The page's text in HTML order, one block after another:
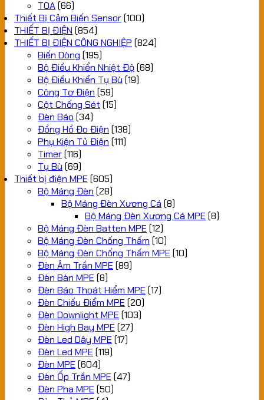
TOA(66)
Thiết Bị Cảm Biến Sensor(100)
THIẾT BỊ ĐIỆN (854)
THIẾT BỊ ĐIỆN CÔNG NGHIỆP (824)
Biến Dòng (195)
Bộ Điều Khiển Nhiệt Độ (68)
Bộ Điều Khiển Tụ Bù (19)
Công Tơ Điện (59)
Cột Chống Sét (15)
Đèn Báo (34)
Đồng Hồ Đo Điện (138)
Phụ Kiện Tủ Điện (111)
Timer(116)
Tụ Bù (69)
Thiết bị điện MPE (605)
Bộ Máng Đèn (28)
Bộ Máng Đèn Xương Cá (8)
Bộ Máng Đèn Xương Cá MPE (8)
Bộ Máng Đèn Batten MPE (12)
Bộ Máng Đèn Chống Thấm (10)
Bộ Máng Đèn Chống Thấm MPE (10)
Đèn Âm Trần MPE (89)
Đèn Bàn MPE (8)
Đèn Báo Thoát Hiểm MPE (17)
Đèn Chiếu Điểm MPE (20)
Đèn Downlight MPE (103)
Đèn High Bay MPE (27)
Đèn Led Dây MPE (17)
Đèn Led MPE (119)
Đèn MPE (604)
Đèn Ốp Trần MPE (47)
Đèn Pha MPE (50)